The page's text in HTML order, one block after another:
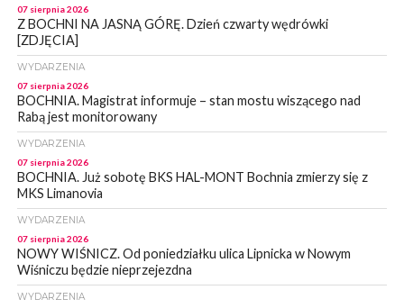
07 sierpnia 2026
Z BOCHNI NA JASNĄ GÓRĘ. Dzień czwarty wędrówki
[ZDJĘCIA]
WYDARZENIA
07 sierpnia 2026
BOCHNIA. Magistrat informuje – stan mostu wiszącego nad
Rabą jest monitorowany
WYDARZENIA
07 sierpnia 2026
BOCHNIA. Już sobotę BKS HAL-MONT Bochnia zmierzy się z
MKS Limanovia
WYDARZENIA
07 sierpnia 2026
NOWY WIŚNICZ. Od poniedziałku ulica Lipnicka w Nowym
Wiśniczu będzie nieprzejezdna
WYDARZENIA